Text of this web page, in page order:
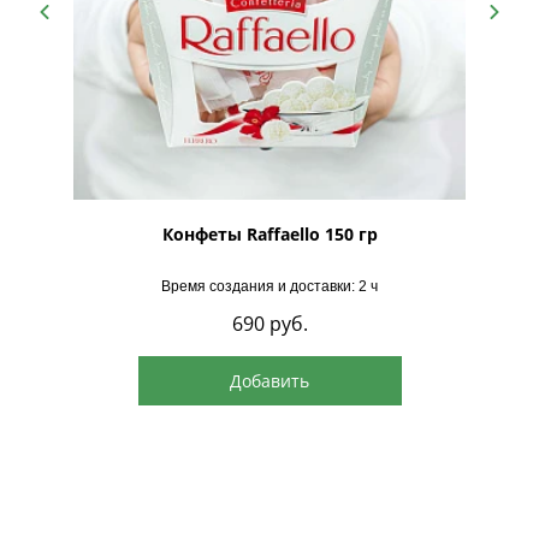
Конфеты Raffaello 150 гр
Время создания и доставки: 2 ч
690 руб.
Добавить